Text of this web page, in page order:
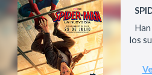
los